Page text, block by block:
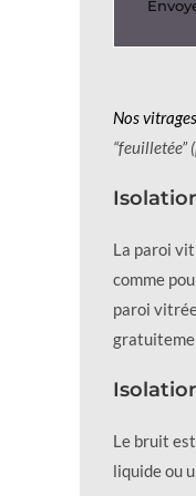
Nos vitrages
“feuilletée”
La paroi
comme
paroi
Le bruit
liquide ou